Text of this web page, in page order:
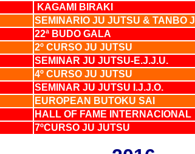
KAGAMI BIRAKI
SEMINARIO JU JUTSU & TANBO
22ª BUDO GALA
2º CURSO JU JUTSU
SEMINAR JU JUTSU-E.J.J.U.
4º CURSO JU JUTSU
SEMINAR JU JUTSU I.J.J.O.
EUROPEAN BUTOKU SAI
HALL OF FAME INTERNACIONAL
7ºCURSO JU JUTSU